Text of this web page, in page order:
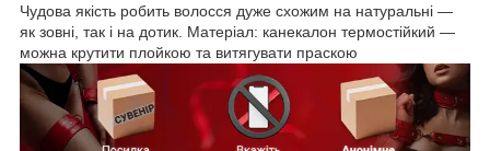
Чудова якість робить волосся дуже схожим на натуральні —
як зовні, так і на дотик. Матеріал: канекалон термостійкий —
можна крутити плойкою та витягувати праскою